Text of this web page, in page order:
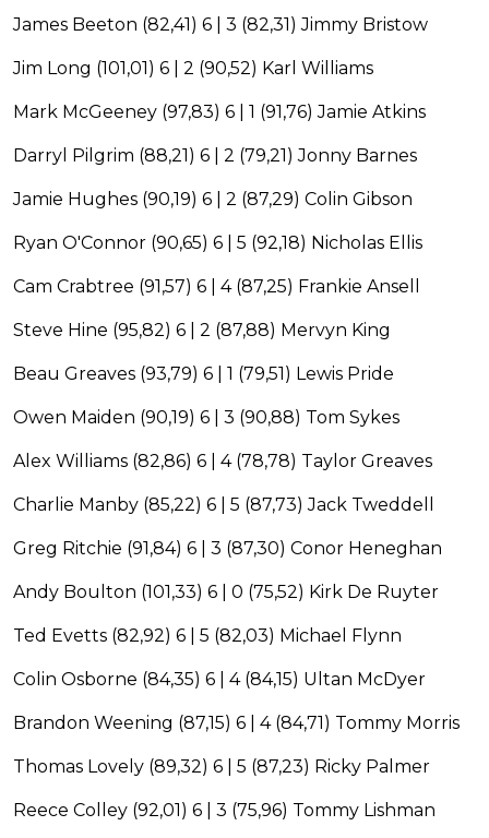
James Beeton (82,41) 6 | 3 (82,31) Jimmy Bristow
Jim Long (101,01) 6 | 2 (90,52) Karl Williams
Mark McGeeney (97,83) 6 | 1 (91,76) Jamie Atkins
Darryl Pilgrim (88,21) 6 | 2 (79,21) Jonny Barnes
Jamie Hughes (90,19) 6 | 2 (87,29) Colin Gibson
Ryan O'Connor (90,65) 6 | 5 (92,18) Nicholas Ellis
Cam Crabtree (91,57) 6 | 4 (87,25) Frankie Ansell
Steve Hine (95,82) 6 | 2 (87,88) Mervyn King
Beau Greaves (93,79) 6 | 1 (79,51) Lewis Pride
Owen Maiden (90,19) 6 | 3 (90,88) Tom Sykes
Alex Williams (82,86) 6 | 4 (78,78) Taylor Greaves
Charlie Manby (85,22) 6 | 5 (87,73) Jack Tweddell
Greg Ritchie (91,84) 6 | 3 (87,30) Conor Heneghan
Andy Boulton (101,33) 6 | 0 (75,52) Kirk De Ruyter
Ted Evetts (82,92) 6 | 5 (82,03) Michael Flynn
Colin Osborne (84,35) 6 | 4 (84,15) Ultan McDyer
Brandon Weening (87,15) 6 | 4 (84,71) Tommy Morris
Thomas Lovely (89,32) 6 | 5 (87,23) Ricky Palmer
Reece Colley (92,01) 6 | 3 (75,96) Tommy Lishman